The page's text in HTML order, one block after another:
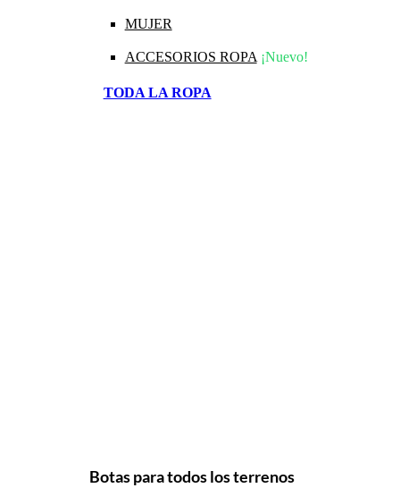
MUJER
ACCESORIOS ROPA ¡Nuevo!
TODA LA ROPA
Botas para todos los terrenos